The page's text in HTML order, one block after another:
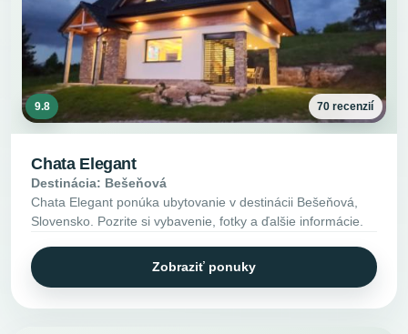
9.8 70 recenzií
Chata Elegant
Destinácia: Bešeňová
Chata Elegant ponúka ubytovanie v destinácii Bešeňová,
Slovensko. Pozrite si vybavenie, fotky a ďalšie informácie.
Zobraziť ponuky